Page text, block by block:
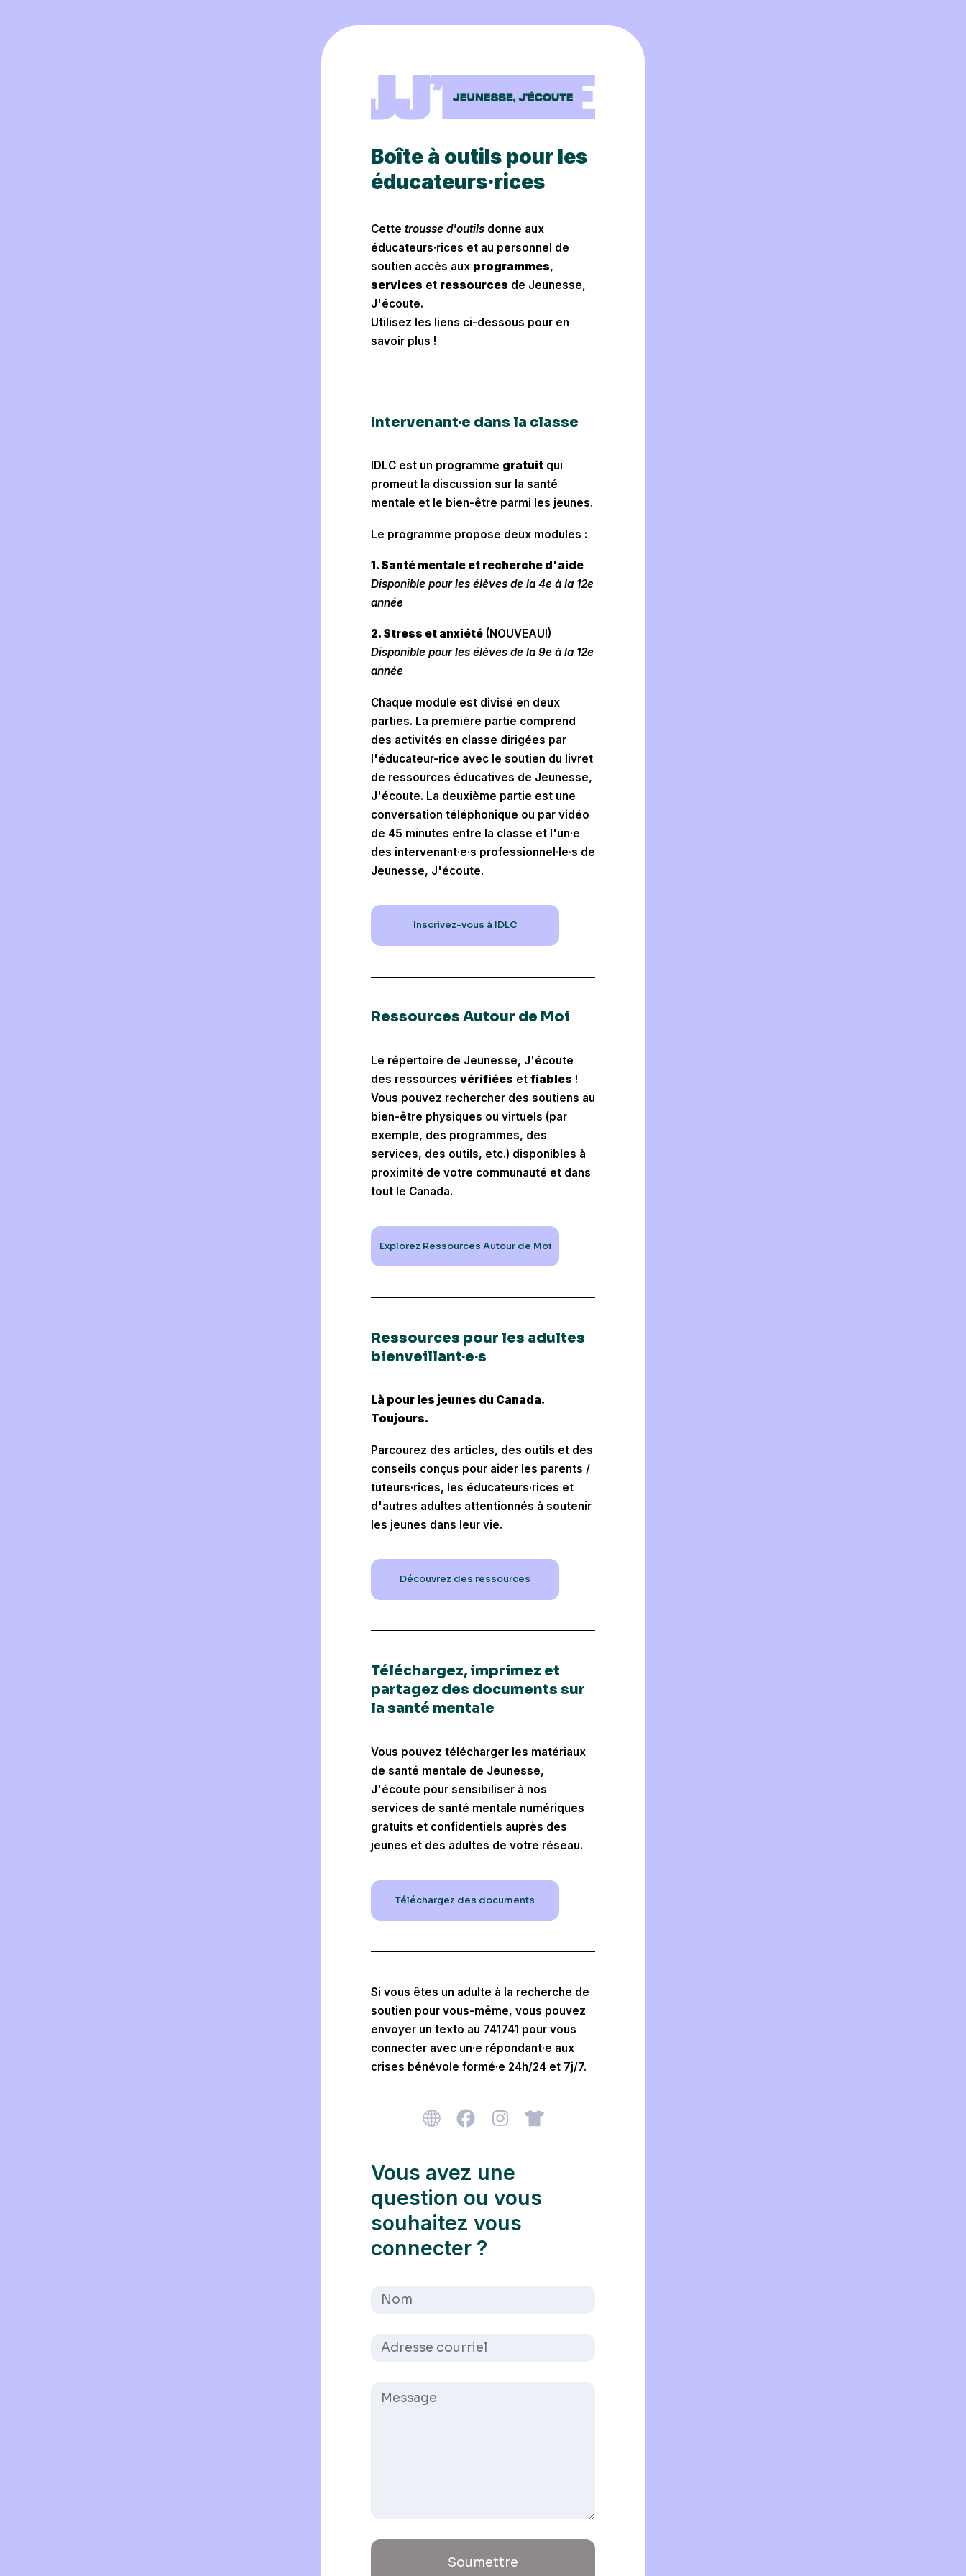
Boîte à outils pour les
éducateurs·rices
Cette trousse d'outils donne aux
éducateurs·rices et au personnel de
soutien accès aux programmes,
services et ressources de Jeunesse,
J'écoute.
Utilisez les liens ci-dessous pour en
savoir plus !
Intervenant·e dans la classe
IDLC est un programme gratuit qui
promeut la discussion sur la santé
mentale et le bien-être parmi les jeunes.
Le programme propose deux modules :
1. Santé mentale et recherche d'aide
Disponible pour les élèves de la 4e à la 12e
année
2. Stress et anxiété (NOUVEAU!)
Disponible pour les élèves de la 9e à la 12e
année
Chaque module est divisé en deux
parties. La première partie comprend
des activités en classe dirigées par
l'éducateur-rice avec le soutien du livret
de ressources éducatives de Jeunesse,
J'écoute. La deuxième partie est une
conversation téléphonique ou par vidéo
de 45 minutes entre la classe et l'un·e
des intervenant·e·s professionnel·le·s de
Jeunesse, J'écoute.
Inscrivez-vous à IDLC
Ressources Autour de Moi
Le répertoire de Jeunesse, J'écoute
des ressources vérifiées et fiables !
Vous pouvez rechercher des soutiens au
bien-être physiques ou virtuels (par
exemple, des programmes, des
services, des outils, etc.) disponibles à
proximité de votre communauté et dans
tout le Canada.
Explorez Ressources Autour de Moi
Ressources pour les adultes
bienveillant·e·s
Là pour les jeunes du Canada.
Toujours.
Parcourez des articles, des outils et des
conseils conçus pour aider les parents /
tuteurs·rices, les éducateurs·rices et
d'autres adultes attentionnés à soutenir
les jeunes dans leur vie.
Découvrez des ressources
Téléchargez, imprimez et
partagez des documents sur
la santé mentale
Vous pouvez télécharger les matériaux
de santé mentale de Jeunesse,
J'écoute pour sensibiliser à nos
services de santé mentale numériques
gratuits et confidentiels auprès des
jeunes et des adultes de votre réseau.
Téléchargez des documents
Si vous êtes un adulte à la recherche de
soutien pour vous-même, vous pouvez
envoyer un texto au 741741 pour vous
connecter avec un·e répondant·e aux
crises bénévole formé·e 24h/24 et 7j/7.
Vous avez une
question ou vous
souhaitez vous
connecter ?
Soumettre